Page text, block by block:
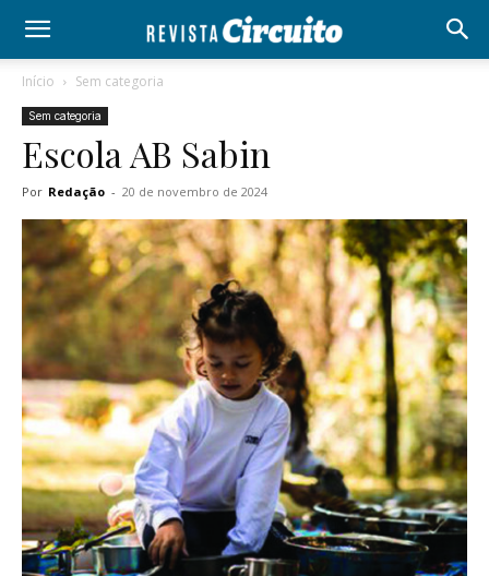
Início Sem categoria
Sem categoria
Escola AB Sabin
Por Redação - 20 de novembro de 2024